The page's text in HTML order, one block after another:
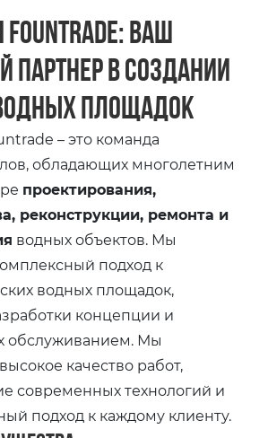
Fountrade: Ваш
в создании
площадок
– это команда
обладающих многолетним
проектирования,
реконструкции, ремонта и
водных объектов. Мы
подход к
водных площадок,
концепции и
обслуживанием. Мы
качество работ,
современных технологий и
подход к каждому клиенту.